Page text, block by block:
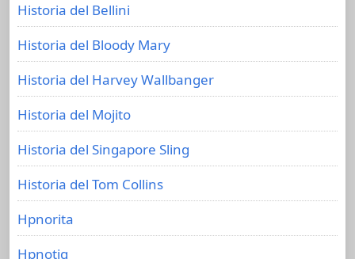
Historia del Bellini
Historia del Bloody Mary
Historia del Harvey Wallbanger
Historia del Mojito
Historia del Singapore Sling
Historia del Tom Collins
Hpnorita
Hpnotiq